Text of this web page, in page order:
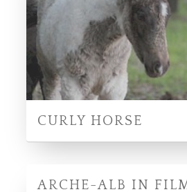
CURLY HORSE
ARCHE-ALB IN